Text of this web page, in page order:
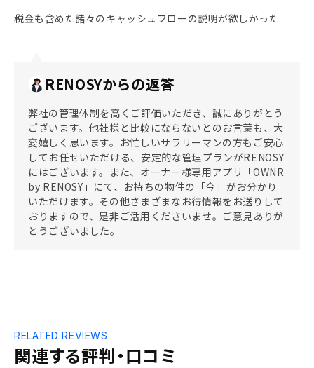
税金も含めた諸々のキャッシュフローの説明が欲しかった
RENOSYからの返答
弊社の管理体制を高くご評価いただき、誠にありがとう
ございます。他社様と比較にならないとのお言葉も、大
変嬉しく思います。お忙しいサラリーマンの方もご安心
してお任せいただける、安定的な管理プランがRENOSY
にはございます。また、オーナー様専用アプリ「OWNR
by RENOSY」にて、お持ちの物件の「今」がお分かり
いただけます。その他さまざまなお得情報をお送りして
おりますので、是非ご活用くださいませ。ご意見ありが
とうございました。
関連する評判・口コミ
RELATED REVIEWS